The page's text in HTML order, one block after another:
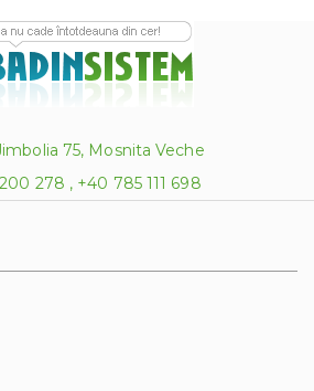
75, Mosnita Veche
278 , +40 785 111 698